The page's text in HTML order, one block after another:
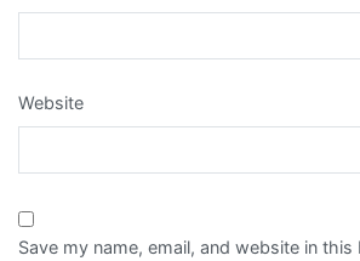
Website
Save my name, email, and website in